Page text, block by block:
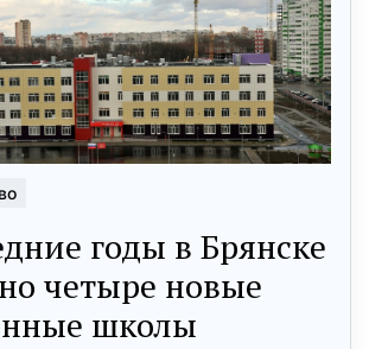
годы в Брянске
четыре новые
школы